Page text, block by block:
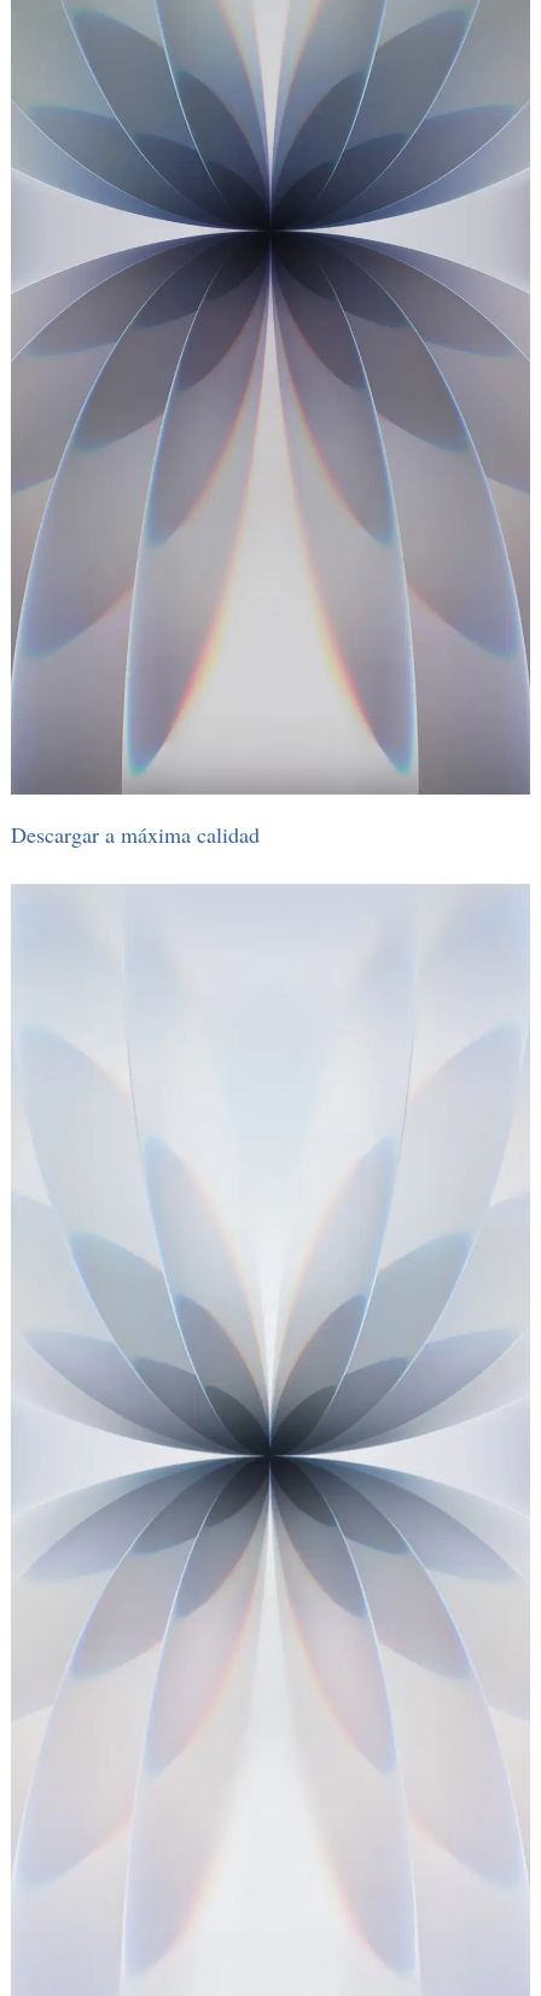
Descargar a máxima calidad